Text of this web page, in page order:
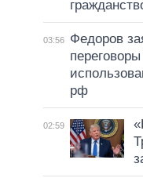
03:56
Федоров
рф
02:59